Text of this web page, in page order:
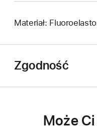
Materiał:
Zgodność
Może